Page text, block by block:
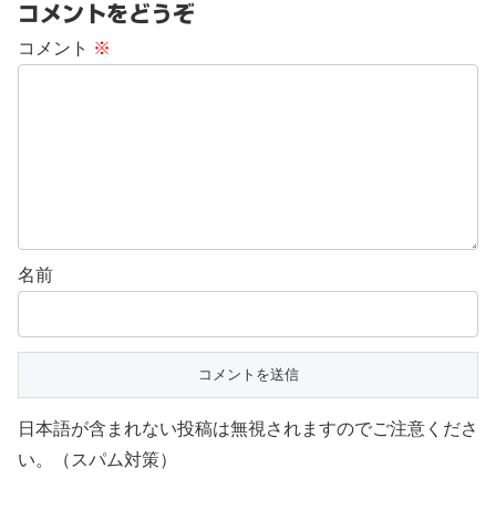
コメントをどうぞ
コメント ※
名前
日本語が含まれない投稿は無視されますのでご注意くださ
い。（スパム対策）